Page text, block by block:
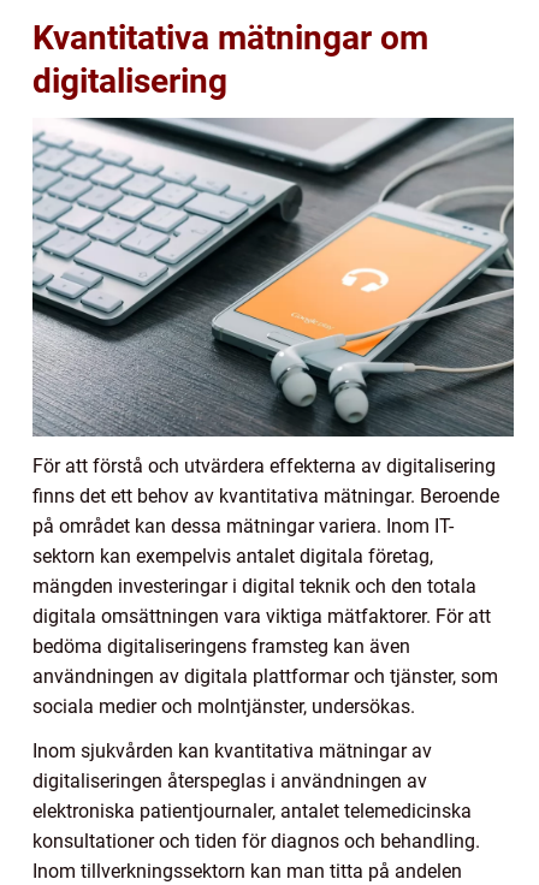
Kvantitativa mätningar om
digitalisering
För att förstå och utvärdera effekterna av digitalisering
finns det ett behov av kvantitativa mätningar. Beroende
på området kan dessa mätningar variera. Inom IT-
sektorn kan exempelvis antalet digitala företag,
mängden investeringar i digital teknik och den totala
digitala omsättningen vara viktiga mätfaktorer. För att
bedöma digitaliseringens framsteg kan även
användningen av digitala plattformar och tjänster, som
sociala medier och molntjänster, undersökas.
Inom sjukvården kan kvantitativa mätningar av
digitaliseringen återspeglas i användningen av
elektroniska patientjournaler, antalet telemedicinska
konsultationer och tiden för diagnos och behandling.
Inom tillverkningssektorn kan man titta på andelen